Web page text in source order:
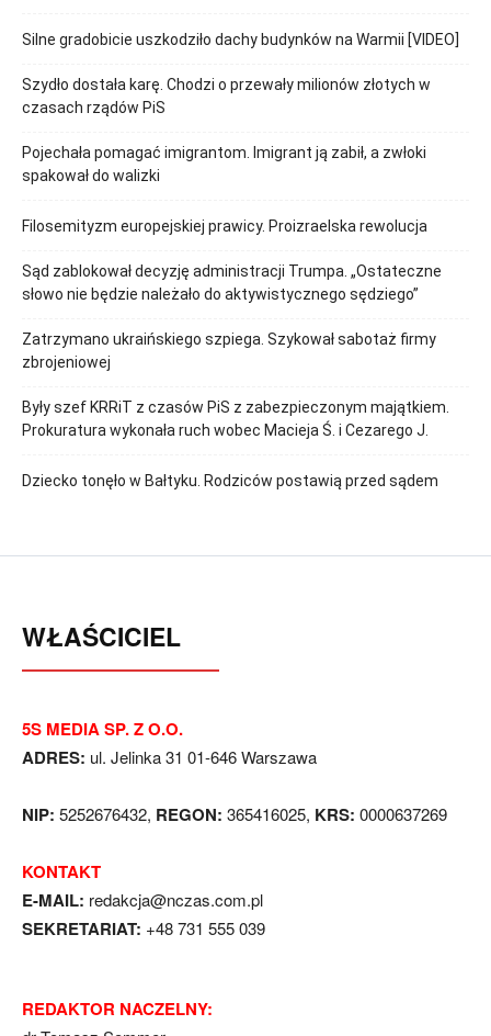
Silne gradobicie uszkodziło dachy budynków na Warmii [VIDEO]
Szydło dostała karę. Chodzi o przewały milionów złotych w
czasach rządów PiS
Pojechała pomagać imigrantom. Imigrant ją zabił, a zwłoki
spakował do walizki
Filosemityzm europejskiej prawicy. Proizraelska rewolucja
Sąd zablokował decyzję administracji Trumpa. „Ostateczne
słowo nie będzie należało do aktywistycznego sędziego”
Zatrzymano ukraińskiego szpiega. Szykował sabotaż firmy
zbrojeniowej
Były szef KRRiT z czasów PiS z zabezpieczonym majątkiem.
Prokuratura wykonała ruch wobec Macieja Ś. i Cezarego J.
Dziecko tonęło w Bałtyku. Rodziców postawią przed sądem
WŁAŚCICIEL
5S MEDIA SP. Z O.O.
ADRES: ul. Jelinka 31 01-646 Warszawa
NIP: 5252676432, REGON: 365416025, KRS: 0000637269
KONTAKT
E-MAIL: redakcja@nczas.com.pl
SEKRETARIAT: +48 731 555 039
REDAKTOR NACZELNY: